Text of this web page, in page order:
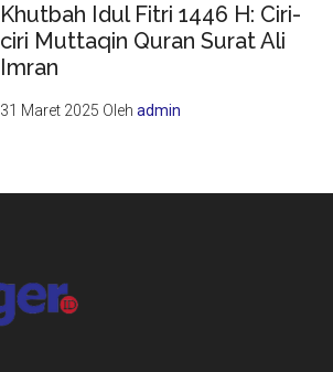
Khutbah Idul Fitri 1446 H: Ciri-
ciri Muttaqin Quran Surat Ali
Imran
31 Maret 2025 Olehadmin